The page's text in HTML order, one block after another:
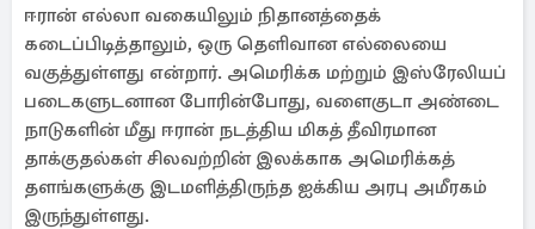
ஈரான் எல்லா வகையிலும் நிதானத்தைக்
கடைப்பிடித்தாலும், ஒரு தெளிவான எல்லையை
வகுத்துள்ளது என்றார். அமெரிக்க மற்றும் இஸ்ரேலியப்
படைகளுடனான போரின்போது, ​​வளைகுடா அண்டை
நாடுகளின் மீது ஈரான் நடத்திய மிகத் தீவிரமான
தாக்குதல்கள் சிலவற்றின் இலக்காக அமெரிக்கத்
தளங்களுக்கு இடமளித்திருந்த ஐக்கிய அரபு அமீரகம்
இருந்துள்ளது.